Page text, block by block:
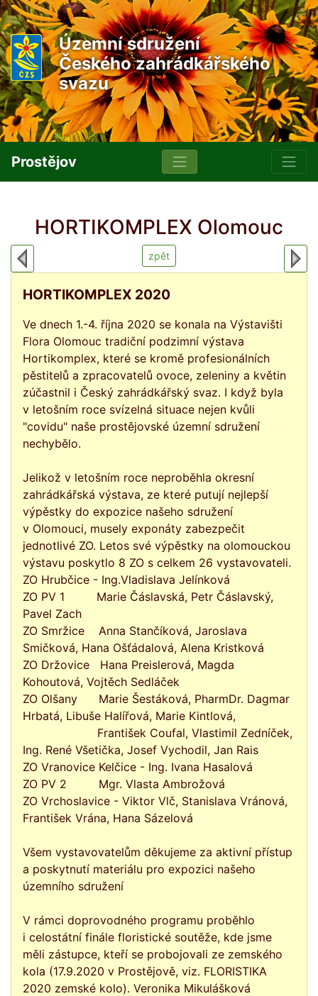
Územní sdružení
Českého zahrádkářského
svazu
Prostějov
HORTIKOMPLEX Olomouc
zpět
HORTIKOMPLEX 2020
Ve dnech 1.-4. října 2020 se konala na Výstavišti
Flora Olomouc tradiční podzimní výstava
Hortikomplex, které se kromě profesionálních
pěstitelů a zpracovatelů ovoce, zeleniny a květin
zúčastnil i Český zahrádkářský svaz. I když byla
v letošním roce svízelná situace nejen kvůli
"covidu" naše prostějovské územní sdružení
nechybělo.
Jelikož v letošním roce neproběhla okresní
zahrádkářská výstava, ze které putují nejlepší
výpěstky do expozice našeho sdružení
v Olomouci, musely exponáty zabezpečit
jednotlivé ZO. Letos své výpěstky na olomouckou
výstavu poskytlo 8 ZO s celkem 26 vystavovateli.
ZO Hrubčice - Ing.Vladislava Jelínková
ZO PV 1 Marie Čáslavská, Petr Čáslavský,
Pavel Zach
ZO Smržice Anna Stančíková, Jaroslava
Smičková, Hana Ošťádalová, Alena Kristková
ZO Držovice Hana Preislerová, Magda
Kohoutová, Vojtěch Sedláček
ZO Olšany Marie Šestáková, PharmDr. Dagmar
Hrbatá, Libuše Halířová, Marie Kintlová,
František Coufal, Vlastimil Zedníček,
Ing. René Všetička, Josef Vychodil, Jan Rais
ZO Vranovice Kelčice - Ing. Ivana Hasalová
ZO PV 2 Mgr. Vlasta Ambrožová
ZO Vrchoslavice - Viktor Vlč, Stanislava Vránová,
František Vrána, Hana Sázelová
Všem vystavovatelům děkujeme za aktivní přístup
a poskytnutí materiálu pro expozici našeho
územního sdružení
V rámci doprovodného programu proběhlo
i celostátní finále floristické soutěže, kde jsme
měli zástupce, kteří se probojovali ze zemského
kola (17.9.2020 v Prostějově, viz. FLORISTIKA
2020 zemské kolo). Veronika Mikulášková